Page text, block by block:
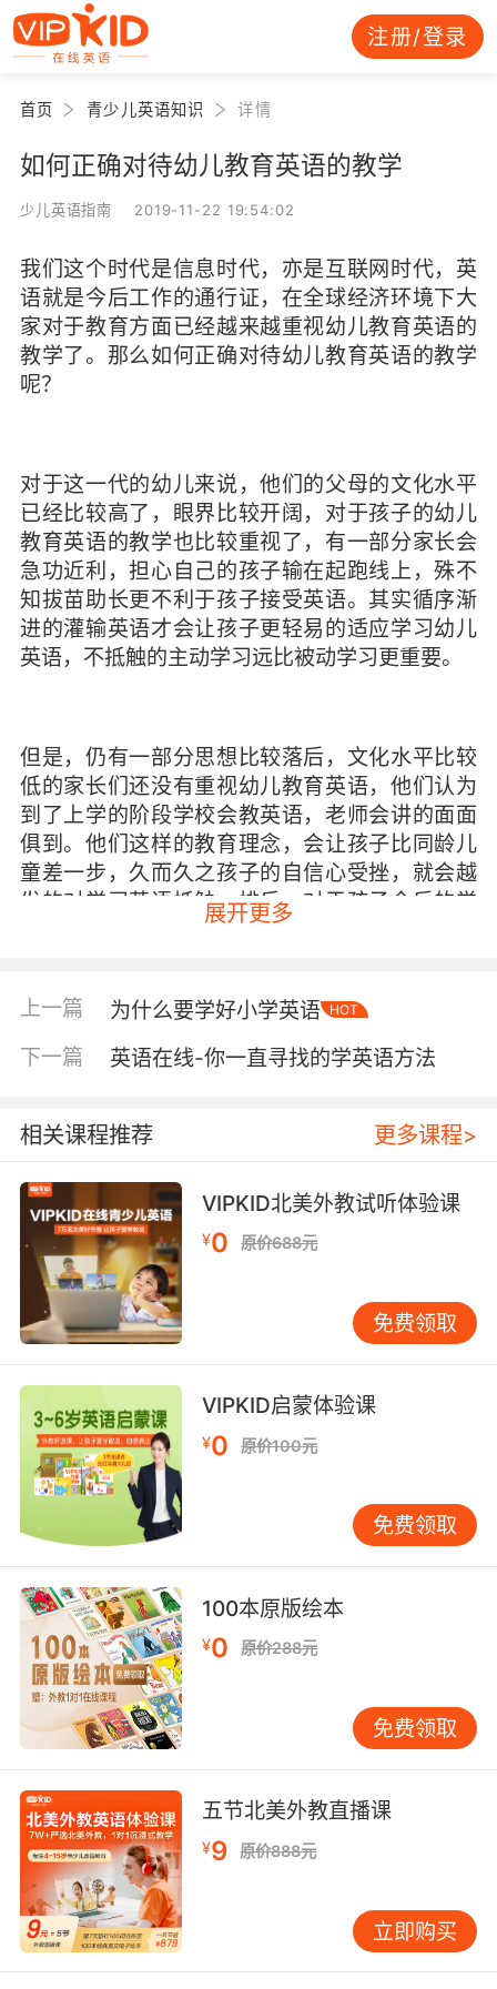
注册/登录
首页 青少儿英语知识 详情
如何正确对待幼儿教育英语的教学
少儿英语指南 2019-11-22 19:54:02
我们这个时代是信息时代，亦是互联网时代，英
语就是今后工作的通行证，在全球经济环境下大
家对于教育方面已经越来越重视幼儿教育英语的
教学了。那么如何正确对待幼儿教育英语的教学
呢？
对于这一代的幼儿来说，他们的父母的文化水平
已经比较高了，眼界比较开阔，对于孩子的幼儿
教育英语的教学也比较重视了，有一部分家长会
急功近利，担心自己的孩子输在起跑线上，殊不
知拔苗助长更不利于孩子接受英语。其实循序渐
进的灌输英语才会让孩子更轻易的适应学习幼儿
英语，不抵触的主动学习远比被动学习更重要。
但是，仍有一部分思想比较落后，文化水平比较
低的家长们还没有重视幼儿教育英语，他们认为
到了上学的阶段学校会教英语，老师会讲的面面
俱到。他们这样的教育理念，会让孩子比同龄儿
童差一步，久而久之孩子的自信心受挫，就会越
发的对学习英语抵触、排斥。对于孩子今后的学
习发展来说是一个巨大的损失。
如今有很多线上幼儿英语的教育机构非常不错，
这种线上平台比线下的教育机构理念更先进，他
们的外教发音很纯正，对于刚刚接触英语的幼儿
来说非常有利，并且他们的教学方式更吸引人，
有很多的场景、音乐、游戏等都是非常吸引小朋
友的，虽然是线上的幼儿教育机构，但是会帮助
家长和孩子共同学习，这样就会有学习英语的语
言环境了，长时间的环境渗透会让孩子爱上学习
英语，非常值得家长们选择适合自己孩子的线上
机构，让孩子从小不出家门就能轻松学习幼儿英
语。
展开更多
上一篇 为什么要学好小学英语 HOT
下一篇 英语在线-你一直寻找的学英语方法
相关课程推荐 更多课程>
VIPKID北美外教试听体验课
¥0 原价688元
免费领取
VIPKID启蒙体验课
¥0 原价100元
免费领取
100本原版绘本
¥0 原价288元
免费领取
五节北美外教直播课
¥9 原价888元
立即购买